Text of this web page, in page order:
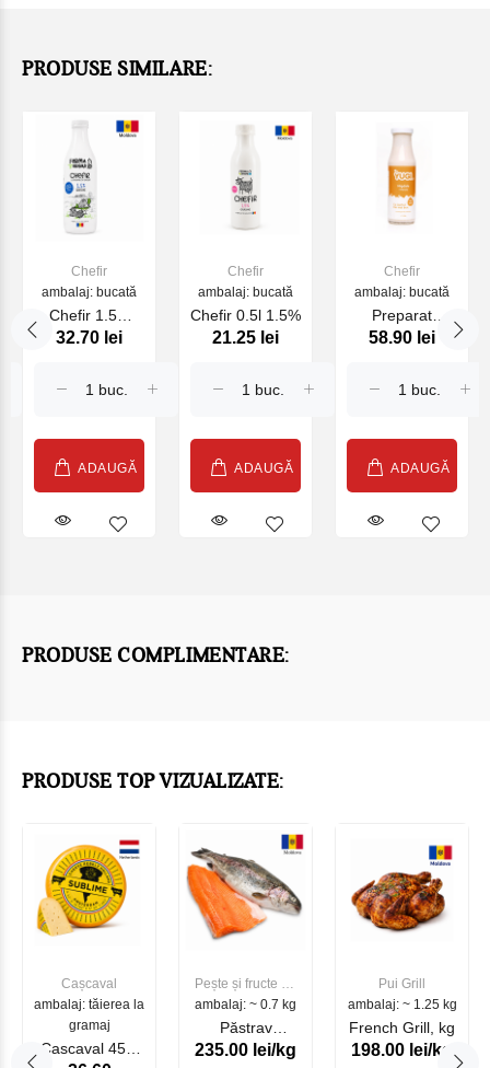
PRODUSE SIMILARE:
Chefir
ambalaj: bucată
Chefir 1.5%
Ferma cu
32.70 lei
ADAUGĂ
Chefir
ambalaj: bucată
Chefir 0.5l 1.5%
21.25 lei
ADAUGĂ
Chefir
ambalaj: bucată
Preparat
fermentat de
58.90 lei
ADAUGĂ
PRODUSE COMPLIMENTARE:
PRODUSE TOP VIZUALIZATE:
Cașcaval
ambalaj: tăierea la
gramaj
Cascaval 45%
Pește și fructe de
mare
ambalaj: ~ 0.7 kg
Păstrav
Somonat
235.00 lei/kg
Pui Grill
ambalaj: ~ 1.25 kg
French Grill, kg
198.00 lei/kg